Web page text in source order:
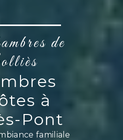
de
à
Pont
familiale